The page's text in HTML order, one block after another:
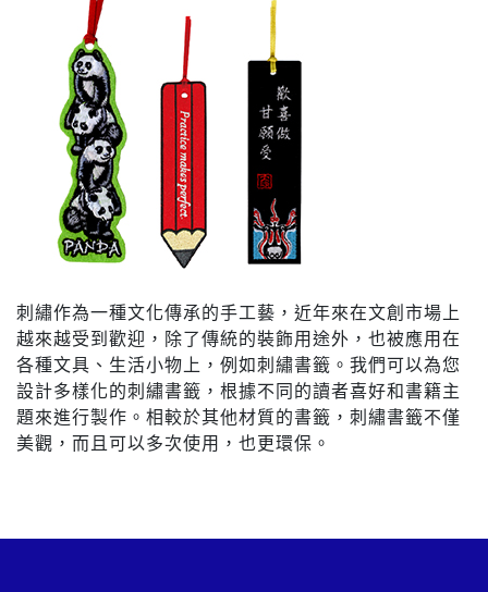
刺繡作為一種文化傳承的手工藝，近年來在文創市場上
越來越受到歡迎，除了傳統的裝飾用途外，也被應用在
各種文具、生活小物上，例如刺繡書籤。我們可以為您
設計多樣化的刺繡書籤，根據不同的讀者喜好和書籍主
題來進行製作。相較於其他材質的書籤，刺繡書籤不僅
美觀，而且可以多次使用，也更環保。